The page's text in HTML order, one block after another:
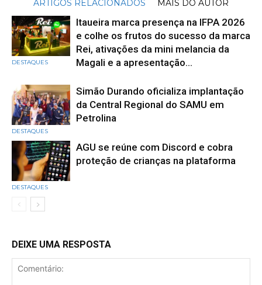
ARTIGOS RELACIONADOS MAIS DO AUTOR
DESTAQUES
Itaueira marca presença na IFPA 2026
e colhe os frutos do sucesso da marca
Rei, ativações da mini melancia da
Magali e a apresentação...
DESTAQUES
Simão Durando oficializa implantação
da Central Regional do SAMU em
Petrolina
DESTAQUES
AGU se reúne com Discord e cobra
proteção de crianças na plataforma
DEIXE UMA RESPOSTA